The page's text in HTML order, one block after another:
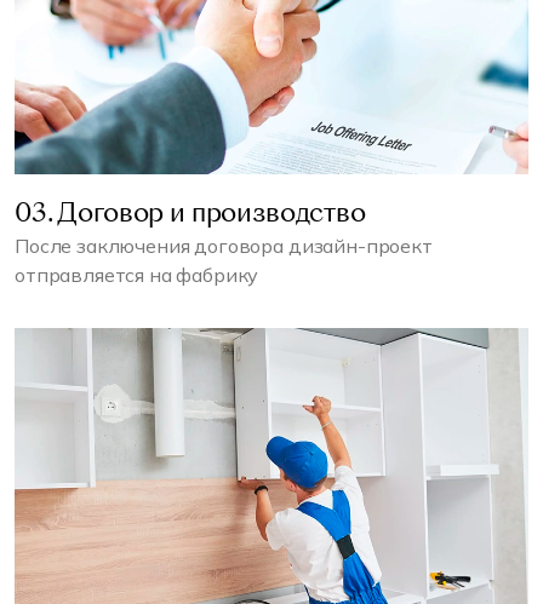
03. Договор и производство
После заключения договора дизайн-проект
отправляется на фабрику